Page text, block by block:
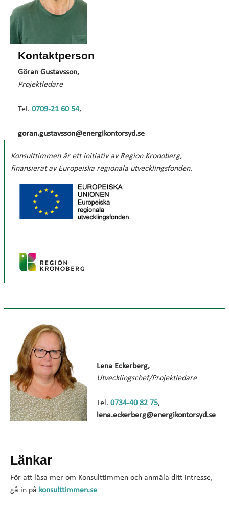
Kontaktperson
Göran Gustavsson,
Projektledare
Tel. 0709-21 60 54,
goran.gustavsson@energikontorsyd.se
Konsulttimmen är ett initiativ av Region Kronoberg,
finansierat av Europeiska regionala utvecklingsfonden.
Lena Eckerberg,
Utvecklingschef/Projektledare
Tel. 0734-40 82 75,
lena.eckerberg@energikontorsyd.se
Länkar
För att läsa mer om Konsulttimmen och anmäla ditt intresse,
gå in på konsulttimmen.se